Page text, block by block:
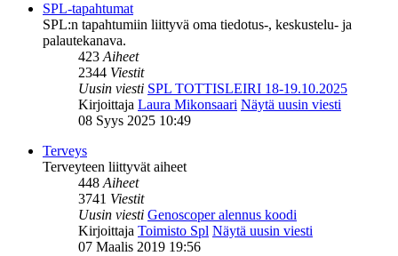
SPL-tapahtumat
SPL:n tapahtumiin liittyvä oma tiedotus-, keskustelu- ja
palautekanava.
423Aiheet
2344 Viestit
Uusin viesti SPL TOTTISLEIRI 18-19.10.2025
Kirjoittaja Laura Mikonsaari Näytä uusin viesti
08 Syys 2025 10:49
Terveys
Terveyteen liittyvät aiheet
448Aiheet
3741 Viestit
Uusin viesti Genoscoper alennus koodi
Kirjoittaja Toimisto Spl Näytä uusin viesti
07 Maalis 2019 19:56